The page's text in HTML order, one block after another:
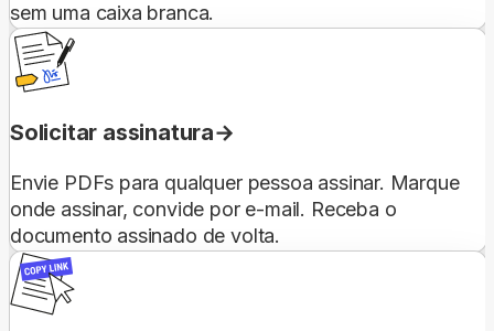
sem uma caixa branca.
Solicitar assinatura
Envie PDFs para qualquer pessoa assinar. Marque
onde assinar, convide por e-mail. Receba o
documento assinado de volta.